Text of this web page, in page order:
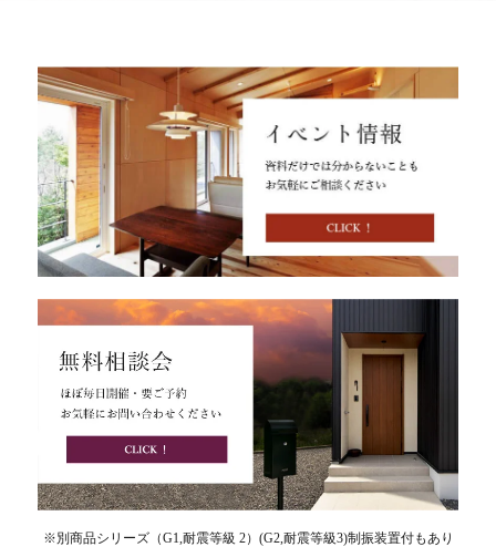
※別商品シリーズ（G1,耐震等級 2）(G2,耐震等級3)制振装置付もあり